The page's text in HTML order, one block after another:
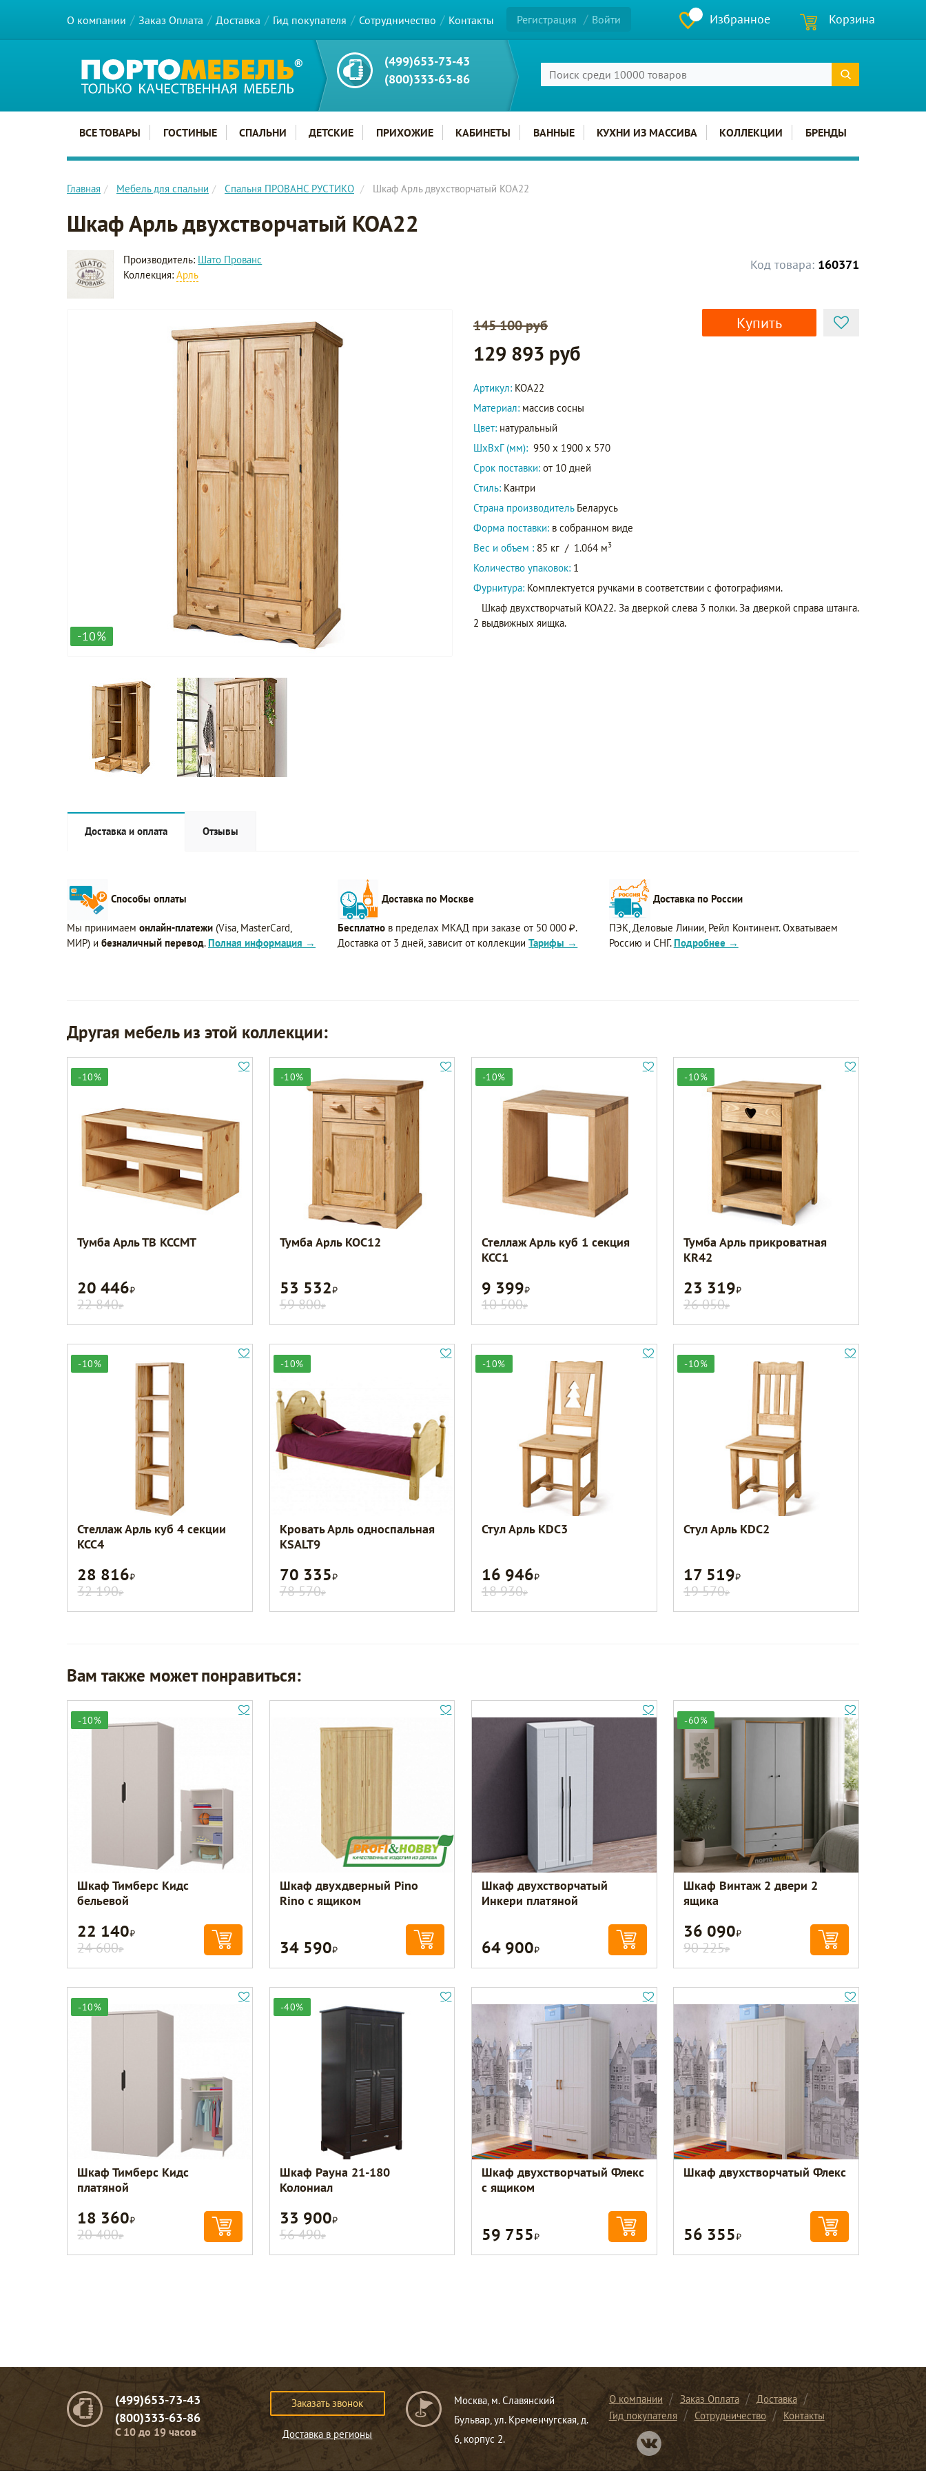
О компании Заказ Оплата Доставка Гид покупателя Сотрудничество Контакты Регистрация Войти Избранное Корзина
(499)653-73-43
(800)333-63-86
Главное меню сайта
ВСЕ ТОВАРЫ ГОСТИНЫЕ СПАЛЬНИ ДЕТСКИЕ ПРИХОЖИЕ КАБИНЕТЫ ВАННЫЕ КУХНИ ИЗ МАССИВА КОЛЛЕКЦИИ БРЕНДЫ
Главная Мебель для спальни Спальня ПРОВАНС РУСТИКО Шкаф Арль двухстворчатый KOA22
Шкаф Арль двухстворчатый KOA22
Код товара: 160371
Производитель: Шато Прованс
Коллекция:Арль
-10%
145 100 руб
129 893 руб
Купить
Артикул: KOA22
Материал: массив сосны
Цвет: натуральный
ШxВxГ (мм): 950 x 1900 x 570
Срок поставки: от 10 дней
Стиль: Кантри
Страна производитель Беларусь
Форма поставки: в собранном виде
Вес и объем : 85 кг / 1.064 м3
Количество упаковок: 1
Фурнитура: Комплектуется ручками в соответствии с фотографиями.
Шкаф двухстворчатый KOA22. За дверкой слева 3 полки. За дверкой справа штанга.
2 выдвижных яищка.
Доставка и оплата Отзывы
Способы оплаты
Мы принимаем онлайн-платежи (Visa, MasterCard,
МИР) и безналичный перевод. Полная информация →
Доставка по Москве
Бесплатно в пределах МКАД при заказе от 50 000 ₽.
Доставка от 3 дней, зависит от коллекцииТарифы →
Доставка по России
ПЭК, Деловые Линии, Рейл Континент. Охватываем
Россию и СНГ. Подробнее →
Другая мебель из этой коллекции:
-10%
Тумба Арль ТВ KCCMT
20 446Р
22 840Р
-10%
Тумба Арль KOC12
53 532Р
59 800Р
-10%
Стеллаж Арль куб 1 секция
KCC1
9 399Р
10 500Р
-10%
Тумба Арль прикроватная
KR42
23 319Р
26 050Р
-10%
Стеллаж Арль куб 4 секции
KCC4
28 816Р
32 190Р
-10%
Кровать Арль односпальная
KSALT9
70 335Р
78 570Р
-10%
Стул Арль KDC3
16 946Р
18 930Р
-10%
Стул Арль KDC2
17 519Р
19 570Р
Вам также может понравиться:
-10%
Шкаф Тимберс Кидс
бельевой
22 140Р
24 600Р
Шкаф двухдверный Pino
Rino с ящиком
34 590Р
Шкаф двухстворчатый
Инкери платяной
64 900Р
-60%
Шкаф Винтаж 2 двери 2
ящика
36 090Р
90 225Р
-10%
Шкаф Тимберс Кидс
платяной
18 360Р
20 400Р
-40%
Шкаф Рауна 21-180
Колониал
33 900Р
56 490Р
Шкаф двухстворчатый Флекс
с ящиком
59 755Р
Шкаф двухстворчатый Флекс
56 355Р
(499)653-73-43
(800)333-63-86
C 10 до 19 часов
Заказать звонок
Доставка в регионы
Москва, м. Славянский
Бульвар, ул. Кременчугская, д.
6, корпус 2.
О компании Заказ Оплата
Доставка
Гид покупателя
Сотрудничество
Контакты
Перейти в нашу группу Вконтакте